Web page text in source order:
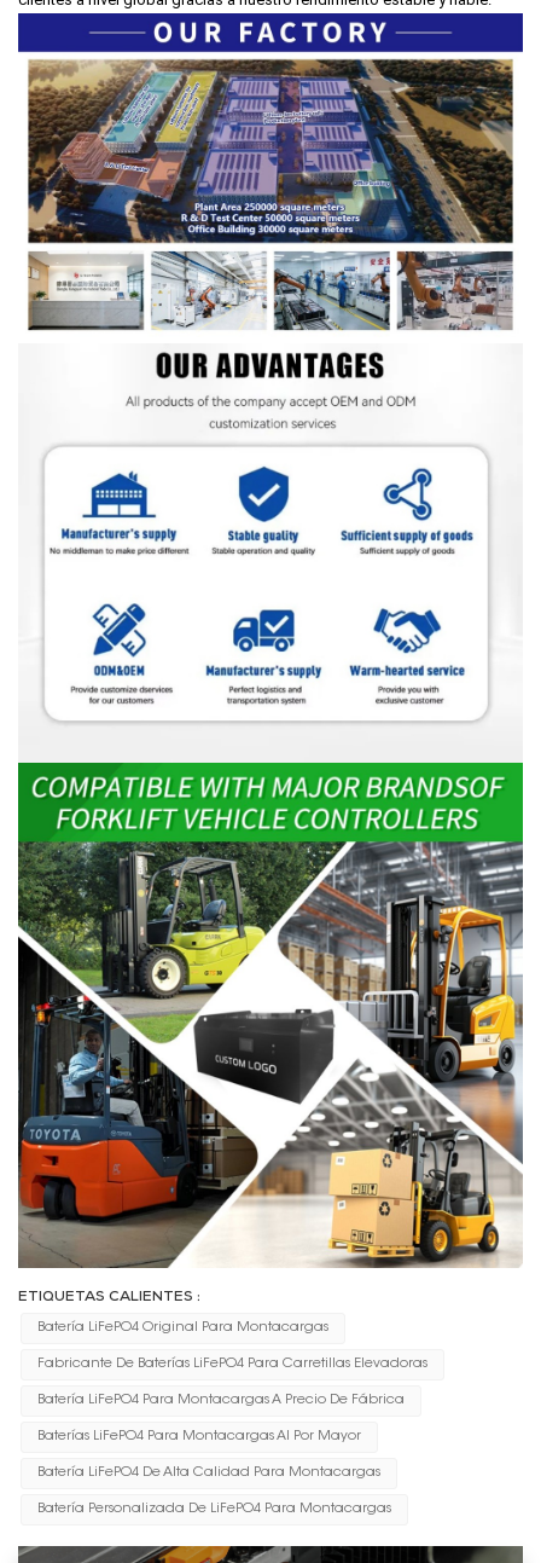
ETIQUETAS CALIENTES :
Batería LiFePO4 Original Para Montacargas
Fabricante De Baterías LiFePO4 Para Carretillas Elevadoras
Batería LiFePO4 Para Montacargas A Precio De Fábrica
Baterías LiFePO4 Para Montacargas Al Por Mayor
Batería LiFePO4 De Alta Calidad Para Montacargas
Batería Personalizada De LiFePO4 Para Montacargas